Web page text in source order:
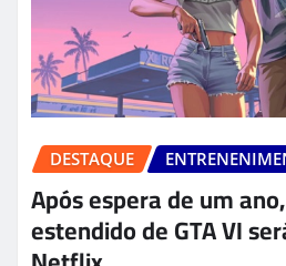
DESTAQUE
Após espera de um
estendido de GTA VI